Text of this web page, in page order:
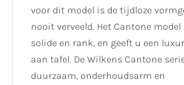
voor dit model is de tijdloze
nooit verveeld. Het Cantone model
solide en rank, en geeft u een
aan tafel. De Wilkens Cantone
duurzaam, onderhoudsarm en